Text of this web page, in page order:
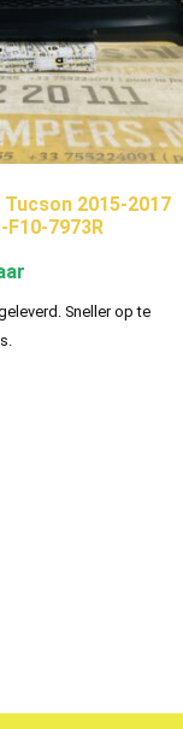
2015-2017
7973R
Sneller op te